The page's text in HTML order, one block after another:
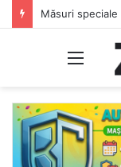
Meniu